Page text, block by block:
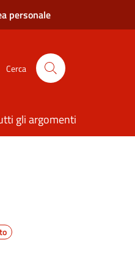
personale
Cerca
gli argomenti